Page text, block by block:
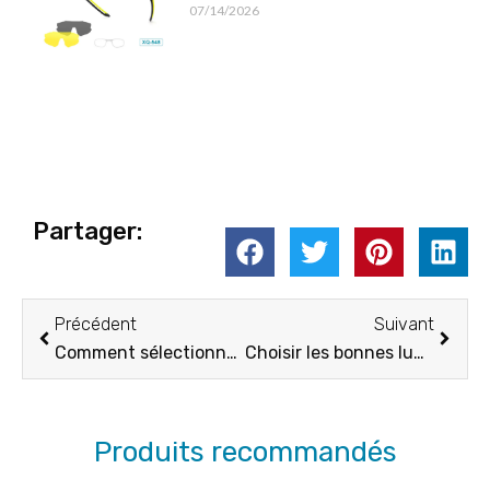
07/14/2026
Partager:
Précédent
Précédent
Comment sélectionner des lunettes de motocross ?
Suivant
Choisir les bonnes lunettes de ski pour les porteurs de lunettes
Produits recommandés